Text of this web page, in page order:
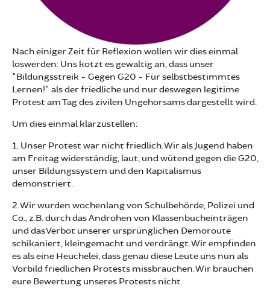
Nach einiger Zeit für Reflexion wollen wir dies einmal
loswerden: Uns kotzt es gewaltig an, dass unser
"Bildungsstreik - Gegen G20 - Für selbstbestimmtes
Lernen!" als der friedliche und nur deswegen legitime
Protest am Tag des zivilen Ungehorsams dargestellt wird.
Um dies einmal klarzustellen:
1. Unser Protest war nicht friedlich. Wir als Jugend haben
am Freitag widerständig, laut, und wütend gegen die G20,
unser Bildungssystem und den Kapitalismus
demonstriert.
2. Wir wurden wochenlang von Schulbehörde, Polizei und
Co., z.B. durch das Androhen von Klassenbucheinträgen
und das Verbot unserer ursprünglichen Demoroute
schikaniert, kleingemacht und verdrängt. Wir empfinden
es als eine Heuchelei, dass genau diese Leute uns nun als
Vorbild friedlichen Protests missbrauchen. Wir brauchen
eure Bewertung unseres Protests nicht.